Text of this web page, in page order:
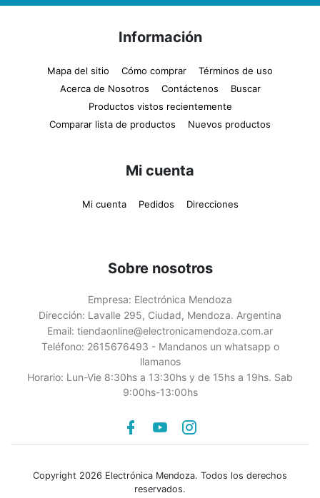
Información
Mapa del sitio Cómo comprar
Términos de uso
Acerca de Nosotros
Contáctenos
Buscar
Productos vistos recientemente
Comparar lista de productos
Nuevos productos
Mi cuenta
Mi cuenta Pedidos Direcciones
Sobre nosotros
Empresa: Electrónica Mendoza
Dirección: Lavalle 295, Ciudad, Mendoza. Argentina
Email: tiendaonline@electronicamendoza.com.ar
Teléfono: 2615676493 - Mandanos un whatsapp o
llamanos
Horario: Lun-Vie 8:30hs a 13:30hs y de 15hs a 19hs. Sab
9:00hs-13:00hs
Facebook
youtube
instagram
Copyright 2026 Electrónica Mendoza. Todos los derechos
reservados.